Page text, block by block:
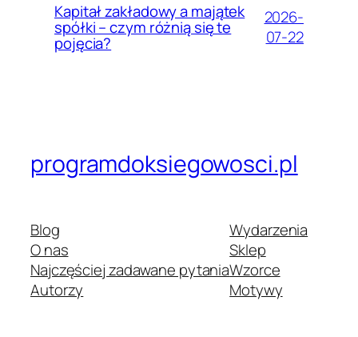
Kapitał zakładowy a majątek
spółki – czym różnią się te
pojęcia?
2026-
07-22
programdoksiegowosci.pl
Blog
O nas
Najczęściej zadawane pytania
Autorzy
Wydarzenia
Sklep
Wzorce
Motywy